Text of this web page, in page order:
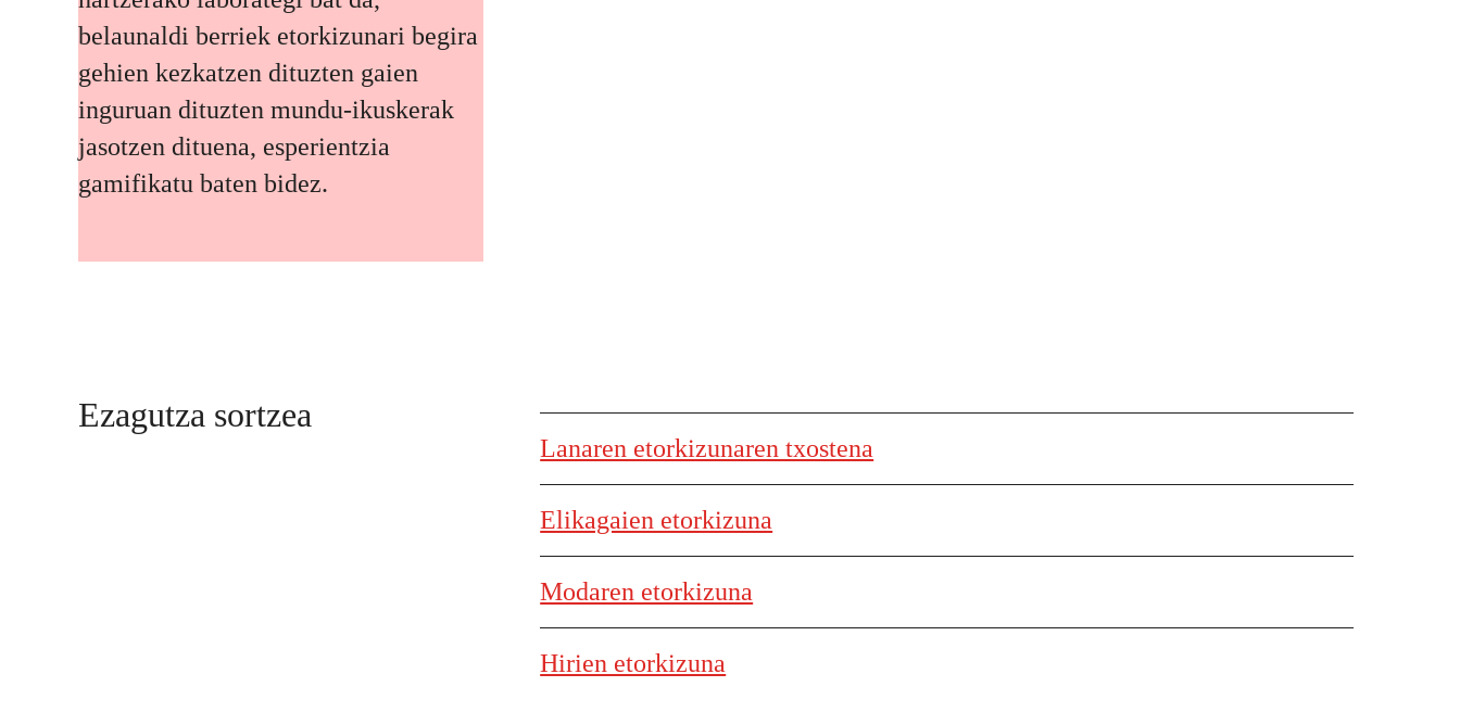
belaunaldi berriek etorkizunari begira
gehien kezkatzen dituzten gaien
inguruan dituzten mundu-ikuskerak
jasotzen dituena, esperientzia
gamifikatu baten bidez.
Ezagutza sortzea
Lanaren etorkizunaren txostena
Elikagaien etorkizuna
Modaren etorkizuna
Hirien etorkizuna